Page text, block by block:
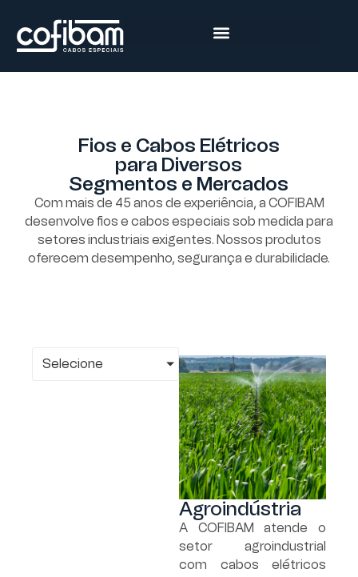
Fios e Cabos Elétricos
para Diversos
Segmentos e Mercados
Com mais de 45 anos de experiência, a COFIBAM
desenvolve fios e cabos especiais sob medida para
setores industriais exigentes. Nossos produtos
oferecem desempenho, segurança e durabilidade.
Selecione
Agroindústria
A COFIBAM atende o
setor agroindustrial
com cabos elétricos